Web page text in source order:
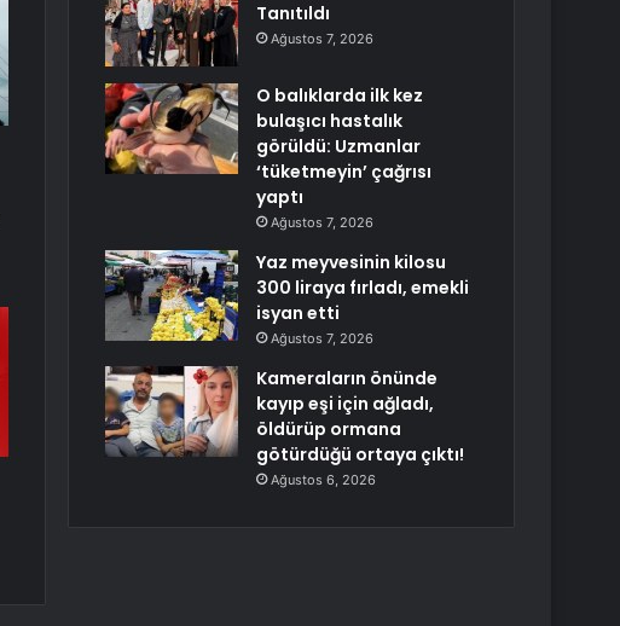
Tanıtıldı
Ağustos 7, 2026
O balıklarda ilk kez
bulaşıcı hastalık
görüldü: Uzmanlar
‘tüketmeyin’ çağrısı
yaptı
Ağustos 7, 2026
Yaz meyvesinin kilosu
300 liraya fırladı, emekli
isyan etti
Ağustos 7, 2026
Kameraların önünde
kayıp eşi için ağladı,
öldürüp ormana
götürdüğü ortaya çıktı!
Ağustos 6, 2026